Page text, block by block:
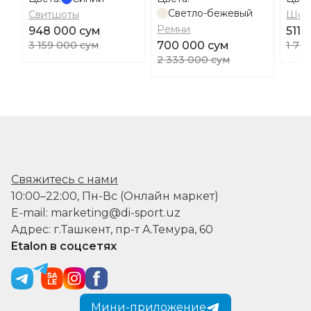
Свитшоты
948 000 сум
3 159 000 сум
Светло-бежевый
Ремни
700 000 сум
2 333 000 сум
511
1
Свяжитесь с нами
10:00–22:00, Пн-Вс (Онлайн маркет)
E-mail: marketing@di-sport.uz
Адрес: г.Ташкент, пр-т А.Темура, 60
Etalon в соцсетях
Мини-приложение